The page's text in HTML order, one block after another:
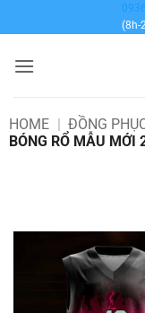
qua
dung
(8h-
HOME | ĐỒNG
BÓNG RỔ MẪU MỚI